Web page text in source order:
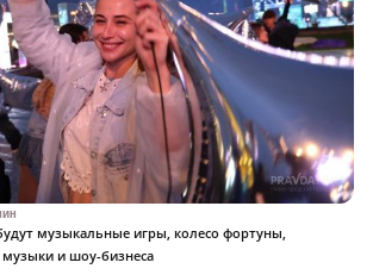
музыкальные игры, колесо фортуны,
музыки и шоу-бизнеса